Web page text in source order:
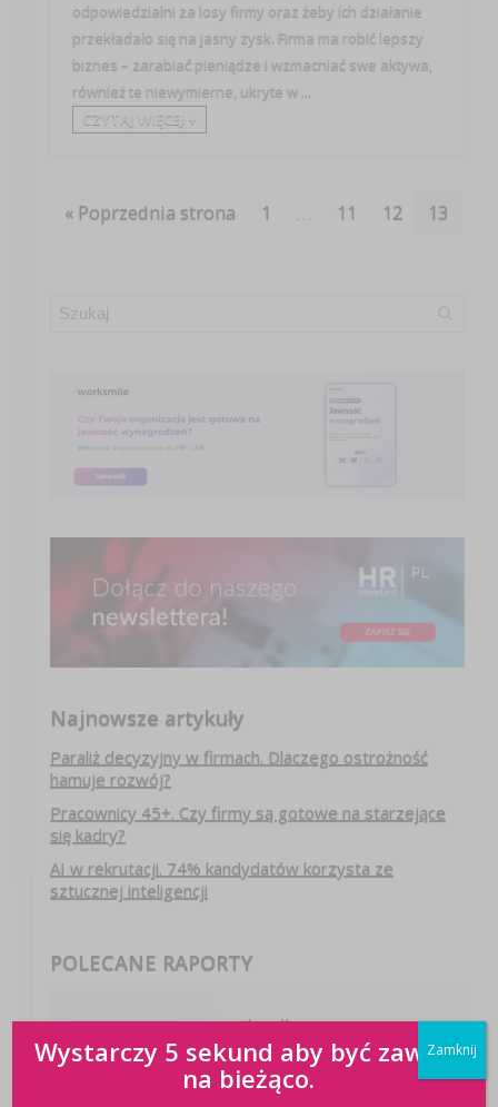
odpowiedzialni za losy firmy oraz żeby ich działanie
przekładało się na jasny zysk. Firma ma robić lepszy
biznes – zarabiać pieniądze i wzmacniać swe aktywa,
również te niewymierne, ukryte w ...
CZYTAJ WIĘCEJ +
« Poprzednia strona 1 11 12 13
Najnowsze artykuły
Paraliż decyzyjny w firmach. Dlaczego ostrożność
hamuje rozwój?
Pracownicy 45+. Czy firmy są gotowe na starzejące
się kadry?
AI w rekrutacji. 74% kandydatów korzysta ze
sztucznej inteligencji
POLECANE RAPORTY
Wystarczy 5 sekund aby być zawsze
na bieżąco.
Zamknij